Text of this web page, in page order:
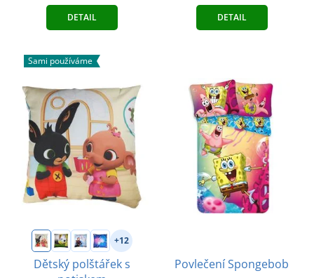
DETAIL DETAIL
Sami používáme
+12
Dětský polštářek s
Povlečení Spongebob